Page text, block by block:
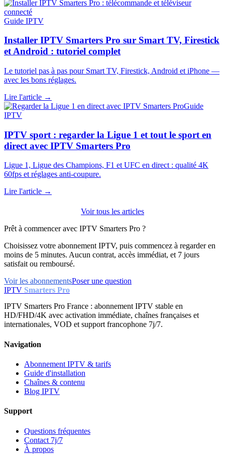
Guide IPTV
Installer IPTV Smarters Pro sur Smart TV, Firestick
et Android : tutoriel complet
Le tutoriel pas à pas pour Smart TV, Firestick, Android et iPhone —
avec les bons réglages.
Lire l'article →
Guide
IPTV
IPTV sport : regarder la Ligue 1 et tout le sport en
direct avec IPTV Smarters Pro
Ligue 1, Ligue des Champions, F1 et UFC en direct : qualité 4K
60fps et réglages anti-coupure.
Lire l'article →
Voir tous les articles
Prêt à commencer avec IPTV Smarters Pro ?
Choisissez votre abonnement IPTV, puis commencez à regarder en
moins de 5 minutes. Aucun contrat, accès immédiat, et 7 jours
satisfait ou remboursé.
Voir les abonnementsPoser une question
IPTV Smarters Pro
IPTV Smarters Pro France : abonnement IPTV stable en
HD/FHD/4K avec activation immédiate, chaînes françaises et
internationales, VOD et support francophone 7j/7.
Navigation
Abonnement IPTV & tarifs
Guide d'installation
Chaînes & contenu
Blog IPTV
Support
Questions fréquentes
Contact 7j/7
À propos